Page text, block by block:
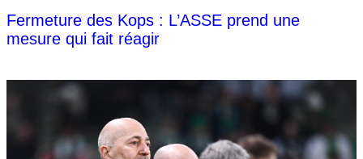
Fermeture des Kops : L’ASSE prend une
mesure qui fait réagir